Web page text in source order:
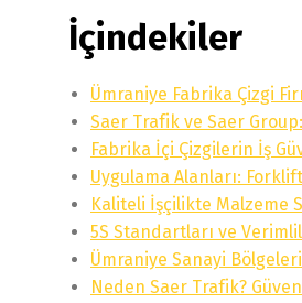
İçindekiler
Ümraniye Fabrika Çizgi
Saer Trafik ve Saer
Fabrika İçi Çizgilerin İş
Uygulama Alanları:
Kaliteli İşçilikte Malzeme
5S Standartları ve
Ümraniye Sanayi
Neden Saer Trafik?